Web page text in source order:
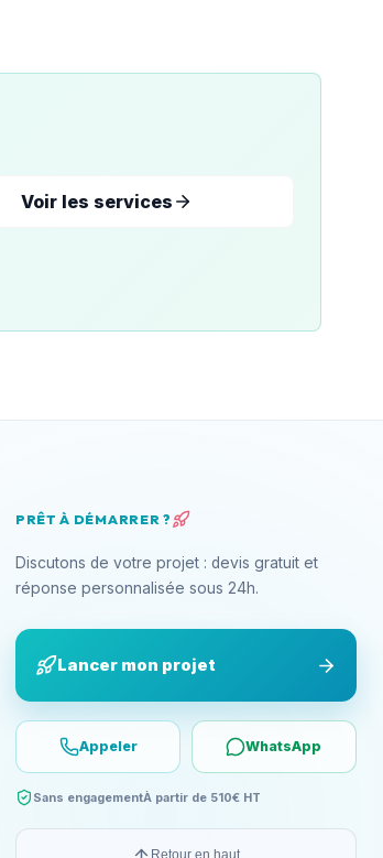
Voir les services
PRÊT À DÉMARRER ?
Discutons de votre projet : devis gratuit et
réponse personnalisée sous 24h.
Lancer mon projet
Appeler WhatsApp
Sans engagementÀ partir de 510€ HT
Retour en haut